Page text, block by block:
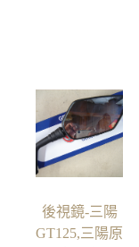
後視鏡-三陽
GT125,三陽原